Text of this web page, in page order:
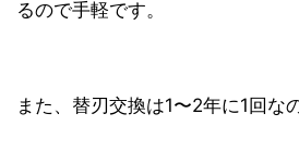
るので手軽です。
また、替刃交換は1〜2年に1回な